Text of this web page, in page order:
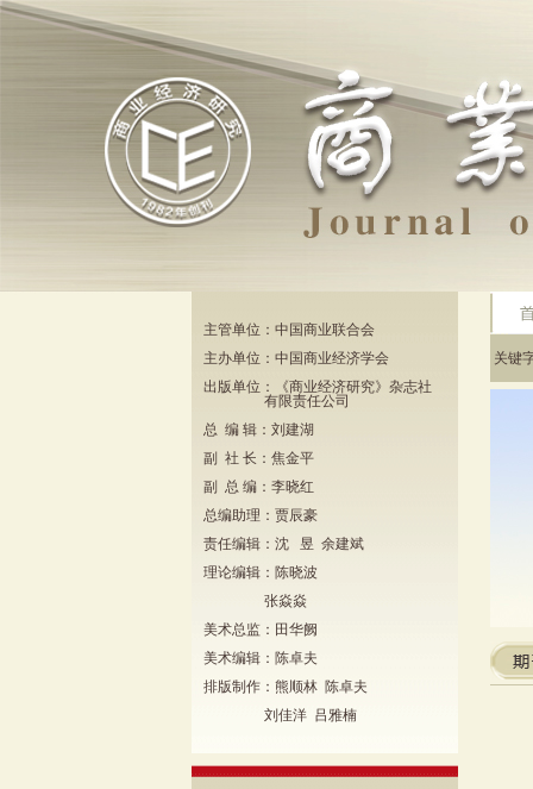
主管单位：中国商业联合会
主办单位：中国商业经济学会
出版单位：《商业经济研究》杂志社
有限责任公司
总 编 辑：刘建湖
副 社 长：焦金平
副 总 编：李晓红
总编助理：贾辰豪
责任编辑：沈 昱 余建斌
理论编辑：陈晓波
张焱焱
美术总监：田华阙
美术编辑：陈卓夫
排版制作：熊顺林 陈卓夫
刘佳洋 吕雅楠
关键